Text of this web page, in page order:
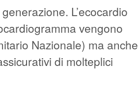
L’ecocardio
vengono
Nazionale) ma anche
di molteplici